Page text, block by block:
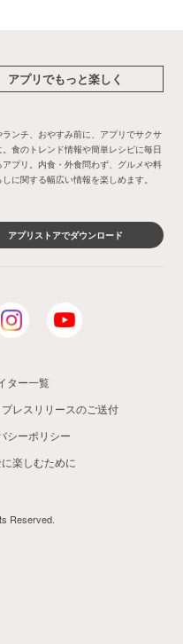
アプリでもっと楽しく
ランチ、おやすみ前に、アプリでサクサ
。食のトレンド情報や簡単レシピに毎日
アプリ。内食・外食問わず、グルメや料
に関する幅広い情報を楽しめます。
アプリストアでダウンロード
ター一覧
プレスリリースのご送付
シーポリシー
楽しむために
Reserved.